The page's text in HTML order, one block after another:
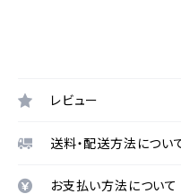
レビュー
送料・配送方法につい
お支払い方法について